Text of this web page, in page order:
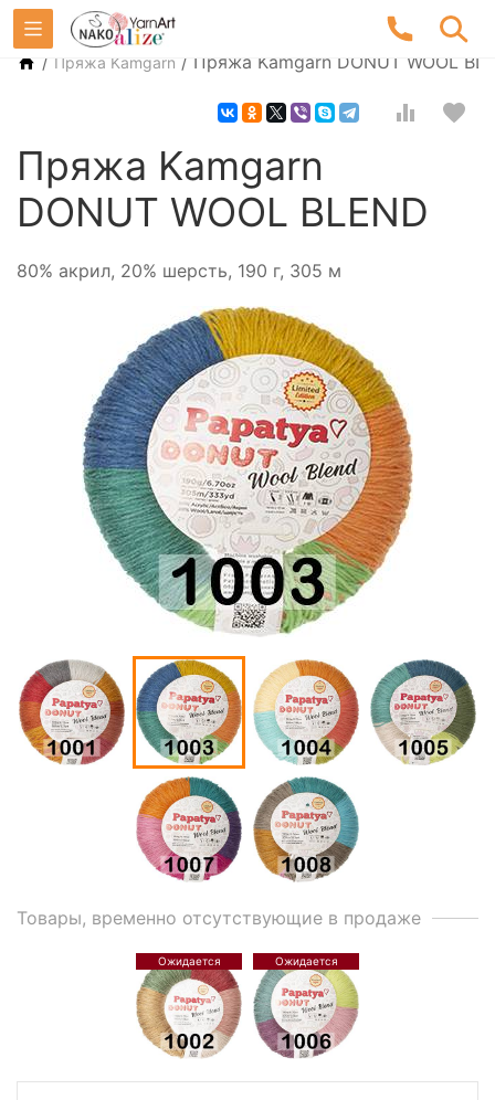
/ Пряжа Kamgarn / Пряжа Kamgarn DONUT WOOL
Пряжа Kamgarn
DONUT WOOL BLEND
80% акрил, 20% шерсть, 190 г, 305 м
Товары, временно отсутствующие в продаже